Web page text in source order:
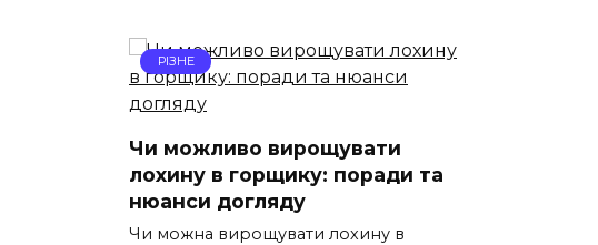
РІЗНЕ
Чи можливо вирощувати
лохину в горщику: поради та
нюанси догляду
Чи можна вирощувати лохину в